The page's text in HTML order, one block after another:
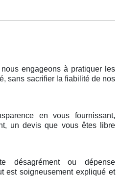
engageons à pratiquer les
sans sacrifier la fiabilité de nos
en vous fournissant,
un devis que vous êtes libre
désagrément ou dépense
est soigneusement expliqué et